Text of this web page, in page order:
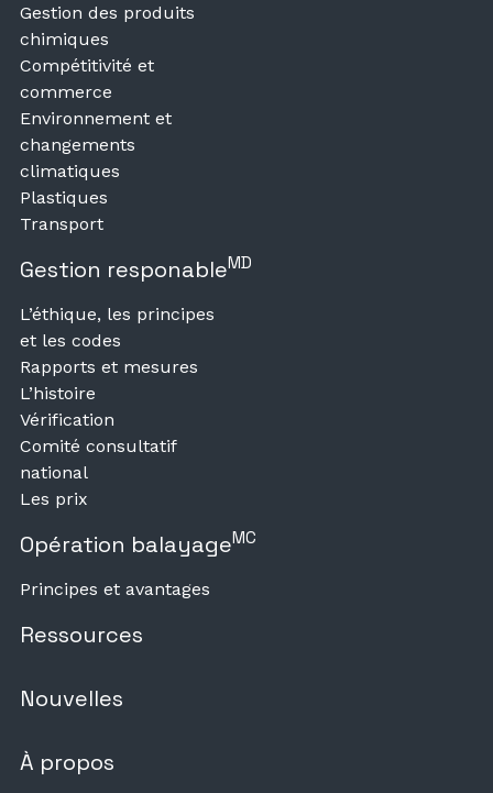
Gestion des produits
chimiques
Compétitivité et
commerce
Environnement et
changements
climatiques
Plastiques
Transport
Gestion responableMD
L’éthique, les principes
et les codes
Rapports et mesures
L’histoire
Vérification
Comité consultatif
national
Les prix
Opération balayageMC
Principes et avantages
Ressources
Nouvelles
À propos